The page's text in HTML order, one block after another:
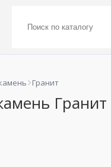
Гранит
Гранит